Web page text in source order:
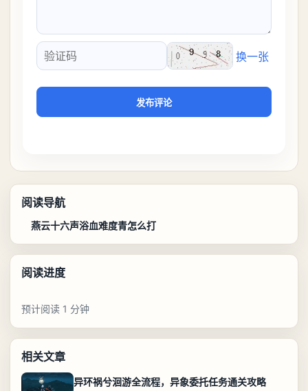
验证码
换一张
发布评论
阅读导航
燕云十六声浴血难度青怎么打
阅读进度
预计阅读 1 分钟
相关文章
异环祸兮洄游全流程，异象委托任务通关攻略